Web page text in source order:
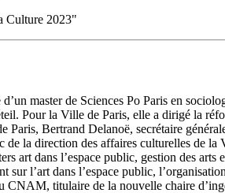
Culture 2023"
master de Sciences Po Paris en
Pour la Ville de Paris, elle a dirigé la
Paris, Bertrand Delanoë, secrétaire
de la direction des affaires culturelles de
art dans l’espace public, gestion des
sur l’art dans l’espace public,
CNAM, titulaire de la nouvelle chaire